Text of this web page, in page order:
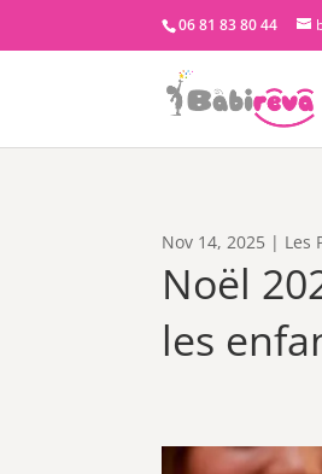
06 81 83 80 44
Nov 14, 2025 | Les
Noël
les